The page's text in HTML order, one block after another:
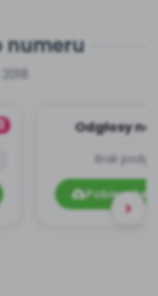
numeru
Odgłosy na
Brak
Pobierz